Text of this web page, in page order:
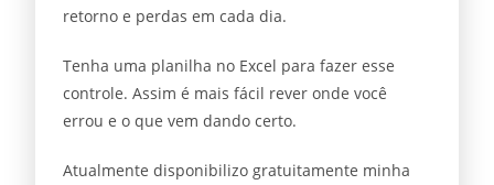
retorno e perdas em cada dia.
Tenha uma planilha no Excel para fazer esse
controle. Assim é mais fácil rever onde você
errou e o que vem dando certo.
Atualmente disponibilizo gratuitamente minha